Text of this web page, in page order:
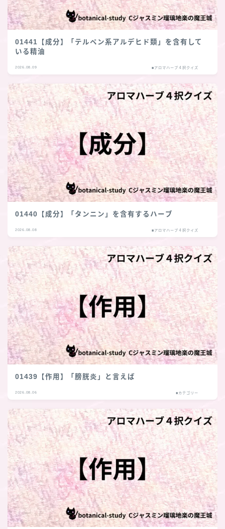
01441【成分】「テルペン系アルデヒド類」を含有して
いる精油
2026.08.09 ■アロマハーブ４択クイズ
01440【成分】「タンニン」を含有するハーブ
2026.08.08 ■アロマハーブ４択クイズ
01439【作用】「膀胱炎」と言えば
2026.08.06 ■カテゴリー